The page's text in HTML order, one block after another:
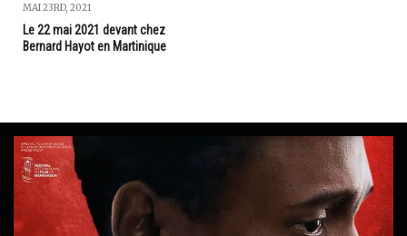
MAI 23RD, 2021
Le 22 mai 2021 devant chez
Bernard Hayot en Martinique